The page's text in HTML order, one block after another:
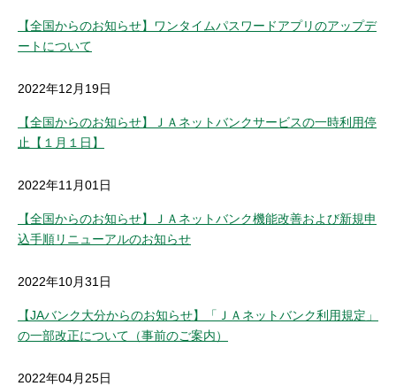
【全国からのお知らせ】ワンタイムパスワードアプリのアップデ
ートについて
2022年12月19日
【全国からのお知らせ】ＪＡネットバンクサービスの一時利用停
止【１月１日】
2022年11月01日
【全国からのお知らせ】ＪＡネットバンク機能改善および新規申
込手順リニューアルのお知らせ
2022年10月31日
【JAバンク大分からのお知らせ】「ＪＡネットバンク利用規定」
の一部改正について（事前のご案内）
2022年04月25日